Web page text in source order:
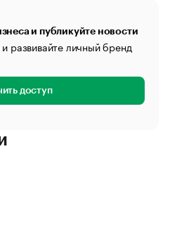
и публикуйте новости
развивайте личный бренд
доступ